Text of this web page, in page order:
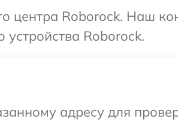
центра Roborock. Наш
Roborock.
адресу для